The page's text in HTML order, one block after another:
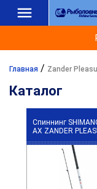
Главная / Zander
Каталог
Спиннинг
АХ ZANDER